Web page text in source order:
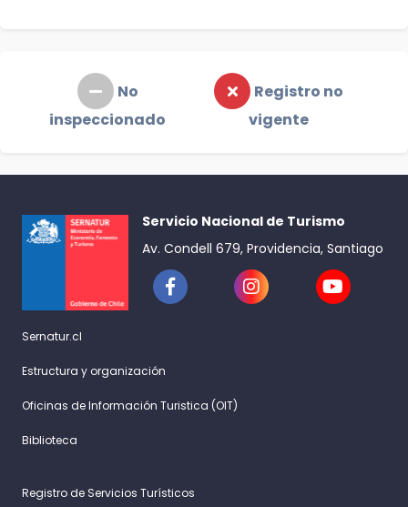
No
inspeccionado
Registro no
vigente
Servicio Nacional de Turismo
Av. Condell 679, Providencia, Santiago
Sernatur.cl
Estructura y organización
Oficinas de Información Turistica (OIT)
Biblioteca
Registro de Servicios Turísticos